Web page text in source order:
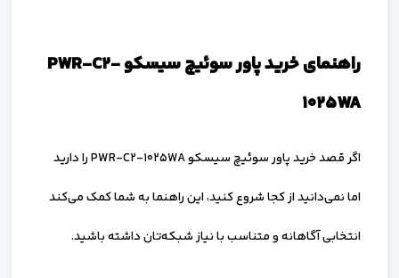
راهنمای خرید پاور سوئیچ سیسکو PWR-C2-
1025WA
اگر قصد خرید پاور سوئیچ سیسکو PWR-C2-1025WA را دارید
اما نمی‌دانید از کجا شروع کنید، این راهنما به شما کمک می‌کند
انتخابی آگاهانه و متناسب با نیاز شبکه‌تان داشته باشید.